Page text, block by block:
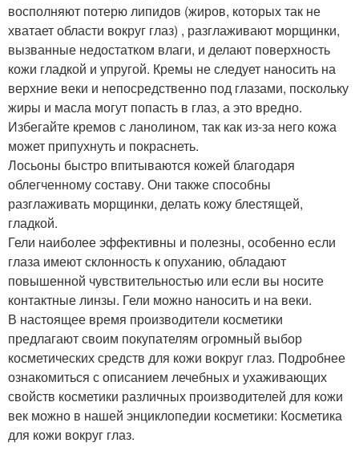
восполняют потерю липидов (жиров, которых так не
хватает области вокруг глаз) , разглаживают морщинки,
вызванные недостатком влаги, и делают поверхность
кожи гладкой и упругой. Кремы не следует наносить на
верхние веки и непосредственно под глазами, поскольку
жиры и масла могут попасть в глаз, а это вредно.
Избегайте кремов с ланолином, так как из-за него кожа
может припухнуть и покраснеть.
Лосьоны быстро впитываются кожей благодаря
облегченному составу. Они также способны
разглаживать морщинки, делать кожу блестящей,
гладкой.
Гели наиболее эффективны и полезны, особенно если
глаза имеют склонность к опуханию, обладают
повышенной чувствительностью или если вы носите
контактные линзы. Гели можно наносить и на веки.
В настоящее время производители косметики
предлагают своим покупателям огромный выбор
косметических средств для кожи вокруг глаз. Подробнее
ознакомиться с описанием лечебных и ухаживающих
свойств косметики различных производителей для кожи
век можно в нашей энциклопедии косметики: Косметика
для кожи вокруг глаз.